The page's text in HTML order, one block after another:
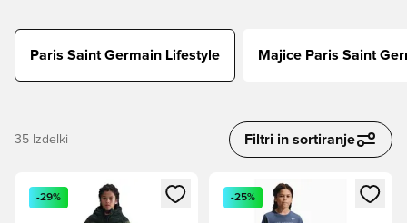
Paris Saint Germain Lifestyle Majice Paris Saint
35 Izdelki Filtri in sortiranje
Odpre Modal za prijavo ali vpis kot član
-29%
Odpre Modal za prijavo ali
-25%